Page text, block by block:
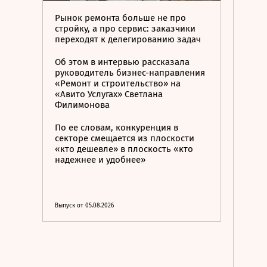
Рынок ремонта больше не про
стройку, а про сервис: заказчики
переходят к делегированию задач
Об этом в интервью рассказала
руководитель бизнес-направления
«Ремонт и строительство» на
«Авито Услугах» Светлана
Филимонова
По ее словам, конкуренция в
секторе смещается из плоскости
«кто дешевле» в плоскость «кто
надежнее и удобнее»
Выпуск от 05.08.2026